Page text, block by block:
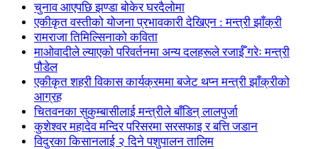
चुनाव आएपछि झण्डा बोकेर घरदैलोमा
एकीकृत वस्तीको योजना प्रभावकारी देखिएन : मन्त्री झाँक्री
रामराजा तिमिल्सिनाको कविता
माओवादीले ल्याएको परिवर्तनमा अन्य दलहरूले रजाईँ गरेः मन्त्री
पौडेल
एकीकृत शहरी विकास कार्यक्रममा बजेट थप्न मन्त्री झाँक्रीको
आग्रह
चितवनका सुकुम्बासीलाई मन्त्रीले बाँडिन् लालपुर्जा
कुशेश्वर महादेव मन्दिर परिसरमा सरसफाइ र बत्ति जडान
विदुरका किसानलाई २ दिने पशुपालन तालिम